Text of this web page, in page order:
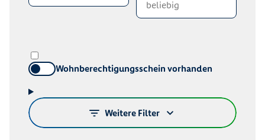
Weitere Filter
Wohnberechtigungsschein vorhanden